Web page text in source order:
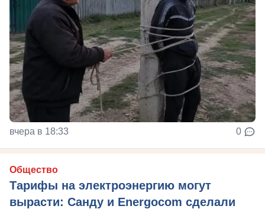
вчера в 18:33 0
Общество
Тарифы на электроэнергию могут
вырасти: Санду и Energocom сделали